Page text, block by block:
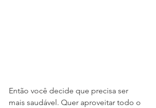
Então você decide que precisa ser
mais saudável. Quer aproveitar todo o